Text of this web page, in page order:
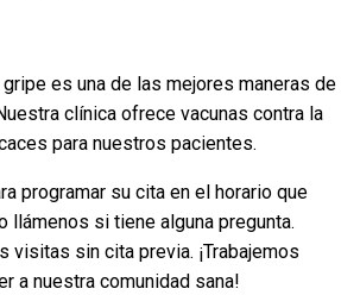
gripe es una de las mejores maneras de
clínica ofrece vacunas contra la
para nuestros pacientes.
programar su cita en el horario que
llámenos si tiene alguna pregunta.
visitas sin cita previa. ¡Trabajemos
a nuestra comunidad sana!